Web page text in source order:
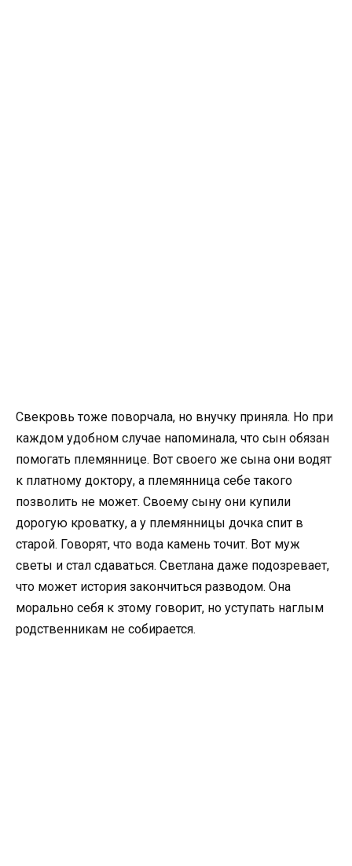
Свекровь тоже поворчала, но внучку приняла. Но при
каждом удобном случае напоминала, что сын обязан
помогать племяннице. Вот своего же сына они водят
к платному доктору, а племянница себе такого
позволить не может. Своему сыну они купили
дорогую кроватку, а у племянницы дочка спит в
старой. Говорят, что вода камень точит. Вот муж
светы и стал сдаваться. Светлана даже подозревает,
что может история закончиться разводом. Она
морально себя к этому говорит, но уступать наглым
родственникам не собирается.